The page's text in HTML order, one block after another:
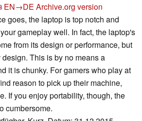
EN→DE Archive.org version
goes, the laptop is top notch and
gameplay well. In fact, the laptop's
from its design or performance, but
design. This is by no means a
it is chunky. For gamers who play at
reason to pick up their machine,
If you enjoy portability, though, the
cumbersome.